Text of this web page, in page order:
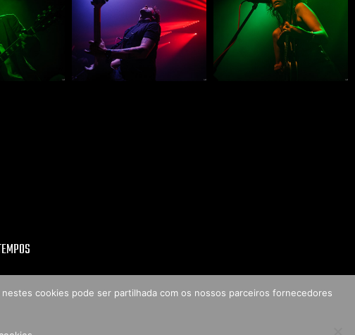
cookies pode ser partilhada com os nossos parceiros fornecedores